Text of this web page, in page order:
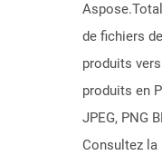
de fichiers
produits
produits en
JPEG, PNG
Consultez